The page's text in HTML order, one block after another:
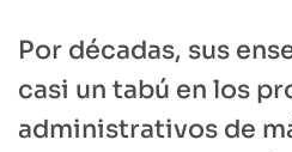
Por décadas, sus
casi un tabú en los
administrativos de